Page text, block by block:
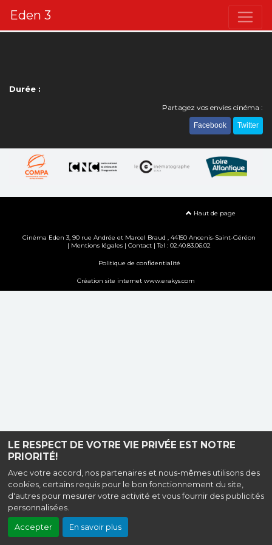
LE RESPECT DE VOTRE VIE PRIVÉE EST NOTRE
PRIORITÉ!
Avec votre accord, nos partenaires et nous-mêmes utilisons des
cookies, certains requis pour le bon fonctionnement du site,
d'autres pour mesurer votre activité et vous fournir des publicités
personnalisées.
Accepter En savoir plus
Eden 3
Durée :
Partagez vos envies cinéma :
Facebook Twitter
Haut de page
Cinéma Eden 3, 90 rue Andrée et Marcel Braud , 44150 Ancenis-Saint-Géréon
| Mentions légales | Contact | Tel : 02.40.83.06.02
Politique de confidentialité
Création site internet www.erakys.com